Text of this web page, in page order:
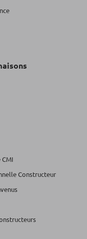
Constructeur